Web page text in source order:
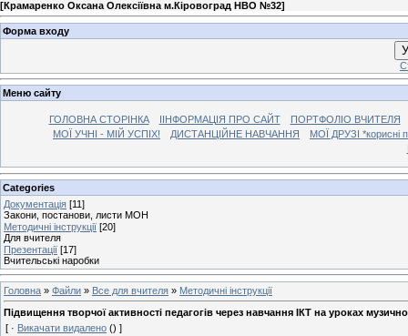
[Крамаренко Оксана Олексіївна м.Кіровоград НВО №32]
Форма входу
Меню сайту
ГОЛОВНА СТОРІНКА ІІНФОРМАЦІЯ ПРО САЙТ
ПОРТФОЛІО ВЧИТЕЛЯ
МОЇ УЧНІ - МІЙ УСПІХ!
ДИСТАНЦІЙНЕ НАВЧАННЯ
МОЇ ДРУЗІ *корисні
Categories
Документація [11]
Закони, постанови, листи МОН
Методичні інструкції [20]
Для вчителя
Презентації [17]
Вчительські наробки
Головна » Файли » Все для вчителя » Методичні інструкції
Підвищення творчої активності педагогів через навчання ІКТ на уроках
[ · Викачати видалено () ]